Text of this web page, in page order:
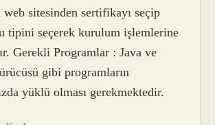
sitesinden sertifikayı seçip
tipini seçerek kurulum işlemlerine
Gerekli Programlar : Java ve
gibi programların
yüklü olması gerekmektedir.